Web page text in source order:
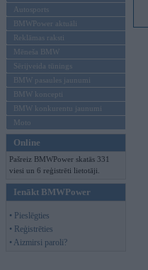
Autosports
BMWPower aktuāli
Reklāmas raksti
Mēneša BMW
Sērijveida tūnings
BMW pasaules jaunumi
BMW koncepti
BMW konkurentu jaunumi
Moto
Online
Pašreiz BMWPower skatās 331
viesi un 6 reģistrēti lietotāji.
Ienākt BMWPower
• Pieslēgties
• Reģistrēties
• Aizmirsi paroli?